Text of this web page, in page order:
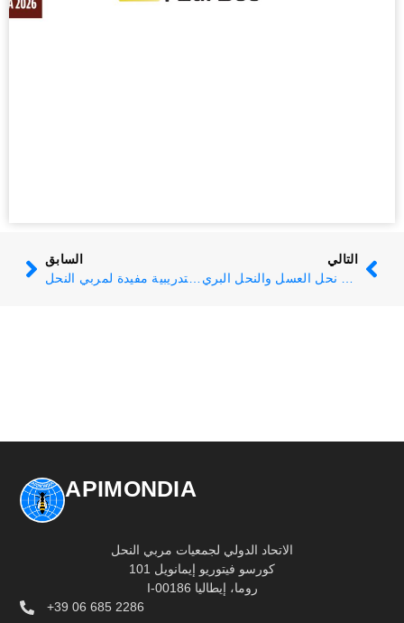
السابق
نعم، الدورات التدريبية مفيدة لمربي النحل
التالي
العمل جارٍ على بيان حول نحل العسل والنحل البري
APIMONDIA
الاتحاد الدولي لجمعيات مربي النحل
كورسو فيتوريو إيمانويل 101
I-00186 روما، إيطاليا
+39 06 685 2286